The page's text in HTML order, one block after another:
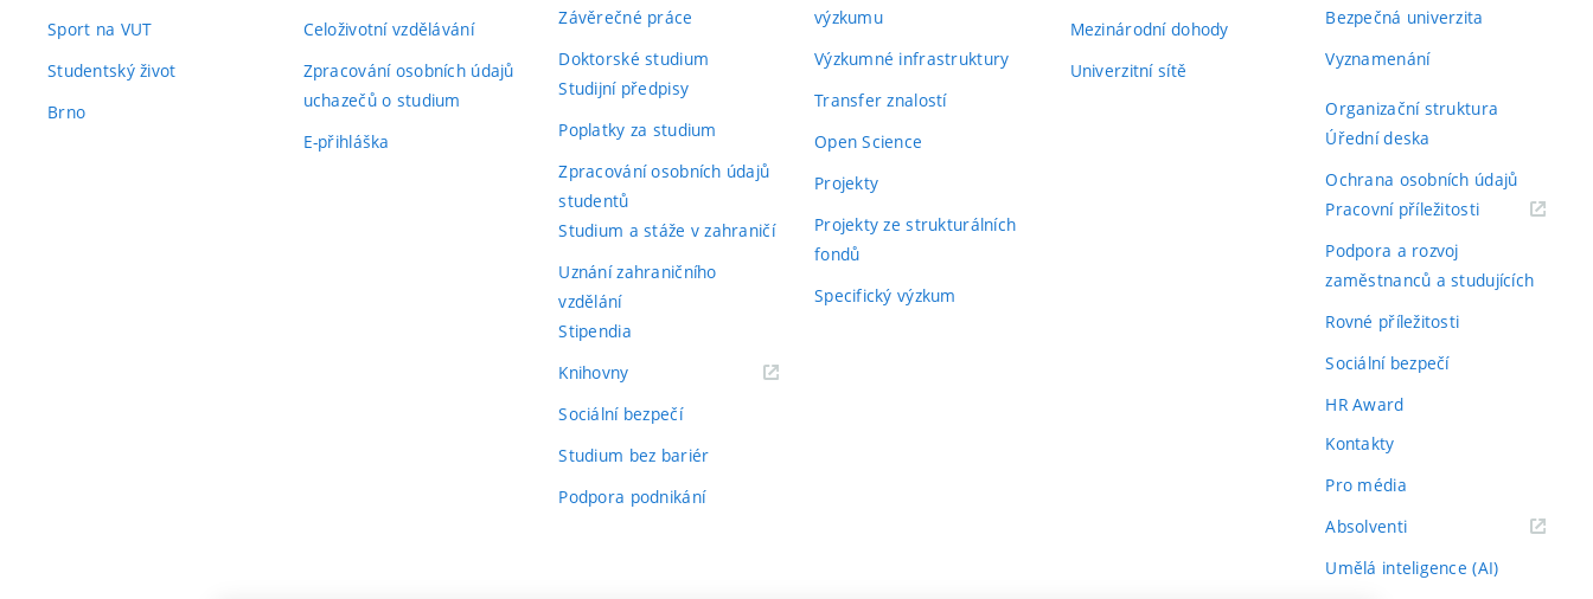
Sport na VUT
Studentský život
Brno
Celoživotní vzdělávání
Zpracování osobních údajů
uchazečů o studium
E-přihláška
Závěrečné práce
Doktorské studium
Studijní předpisy
Poplatky za studium
Zpracování osobních údajů
studentů
Studium a stáže v zahraničí
Uznání zahraničního
vzdělání
Stipendia
Knihovny(externí
Sociální bezpečí
Studium bez bariér
Podpora podnikání
výzkumu
Výzkumné infrastruktury
Transfer znalostí
Open Science
Projekty
Projekty ze strukturálních
fondů
Specifický výzkum
Mezinárodní dohody
Univerzitní sítě
Bezpečná univerzita
Vyznamenání
Organizační struktura
Úřední deska
Ochrana osobních údajů
Pracovní příležitosti(externí
Podpora a rozvoj
zaměstnanců a studujících
Rovné příležitosti
Sociální bezpečí
HR Award
Kontakty
Pro média
Absolventi(externí
Umělá inteligence (AI)